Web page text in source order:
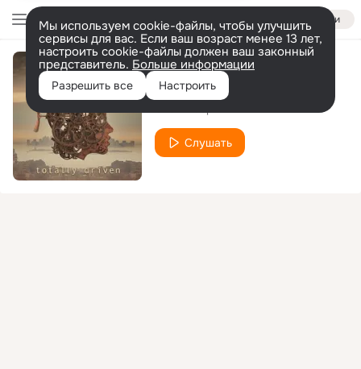
Войти
Мы используем cookie-файлы, чтобы улучшить
сервисы для вас. Если ваш возраст менее 13 лет,
настроить cookie-файлы должен ваш законный
представитель. Больше информации
Разрешить все Настроить
On the Rebound
Слушать